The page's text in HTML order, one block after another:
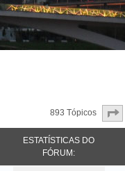
893 Tópicos
ESTATÍSTICAS DO
FÓRUM: